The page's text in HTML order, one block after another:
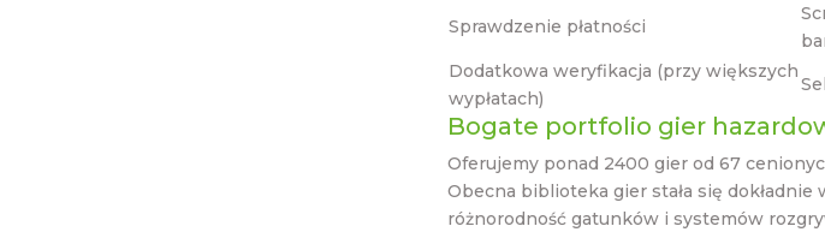
Sprawdzenie płatności
Dodatkowa weryfikacja (przy większych
wypłatach)
Bogate portfolio gier
Oferujemy ponad 2400 gier od 67
Obecna biblioteka gier stała się
różnorodność gatunków i systemów